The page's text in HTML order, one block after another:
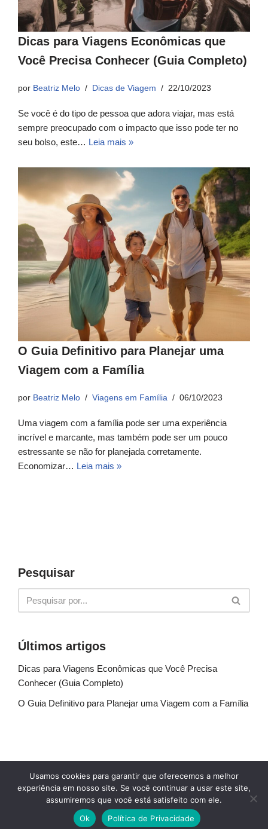
Dicas para Viagens Econômicas que
Você Precisa Conhecer (Guia Completo)
por Beatriz Melo Dicas de Viagem 22/10/2023
Se você é do tipo de pessoa que adora viajar, mas está
sempre preocupado com o impacto que isso pode ter no
seu bolso, este… Leia mais »
O Guia Definitivo para Planejar uma
Viagem com a Família
por Beatriz Melo Viagens em Família 06/10/2023
Uma viagem com a família pode ser uma experiência
incrível e marcante, mas também pode ser um pouco
estressante se não for planejada corretamente.
Economizar… Leia mais »
Pesquisar
Últimos artigos
Dicas para Viagens Econômicas que Você Precisa
Conhecer (Guia Completo)
O Guia Definitivo para Planejar uma Viagem com a Família
Sobre Nós Fale conosco
Política de Privacidade
Termos de uso
Glossário Blog
© Explore Destinos - TODOS OS DIREITOS
RESERVADOS.
Usamos cookies para garantir que oferecemos a melhor
experiência em nosso site. Se você continuar a usar este site,
assumiremos que você está satisfeito com ele.
Ok
Política de Privacidade